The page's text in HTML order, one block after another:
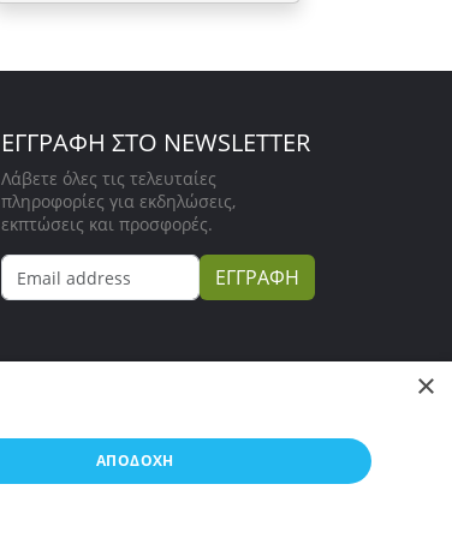
ΕΓΓΡΑΦΗ ΣΤΟ NEWSLETTER
Λάβετε όλες τις τελευταίες
πληροφορίες για εκδηλώσεις,
εκπτώσεις και προσφορές.
ΕΓΓΡΑΦΗ
×
ΑΠΟΔΟΧΉ